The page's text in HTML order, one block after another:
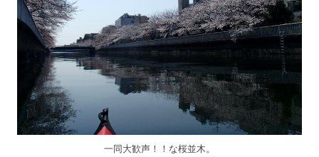
一同大歓声！！な桜並木。